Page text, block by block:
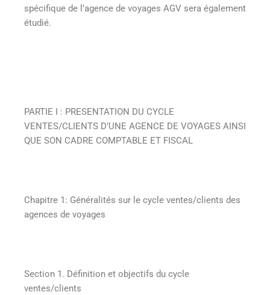
spécifique de l’agence de voyages AGV sera également
étudié.
PARTIE I : PRESENTATION DU CYCLE
VENTES/CLIENTS D’UNE AGENCE DE VOYAGES AINSI
QUE SON CADRE COMPTABLE ET FISCAL
Chapitre 1: Généralités sur le cycle ventes/clients des
agences de voyages
Section 1. Définition et objectifs du cycle
ventes/clients